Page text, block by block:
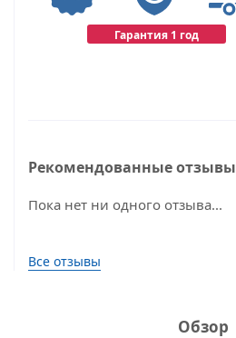
Гарантия 1 год
Рекомендованные отзывы
Пока нет ни одного отзыва...
Все отзывы
Обзор